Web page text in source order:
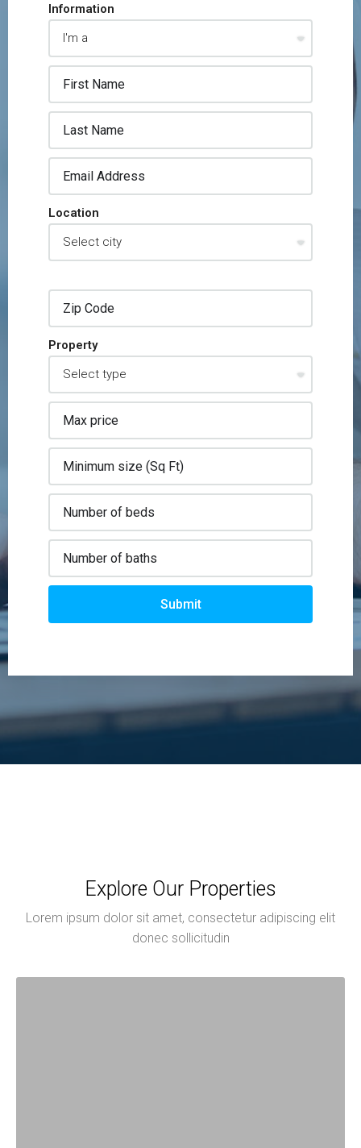
Information
Location
Property
Submit
Explore Our Properties
Lorem ipsum dolor sit amet, consectetur adipiscing elit
donec sollicitudin